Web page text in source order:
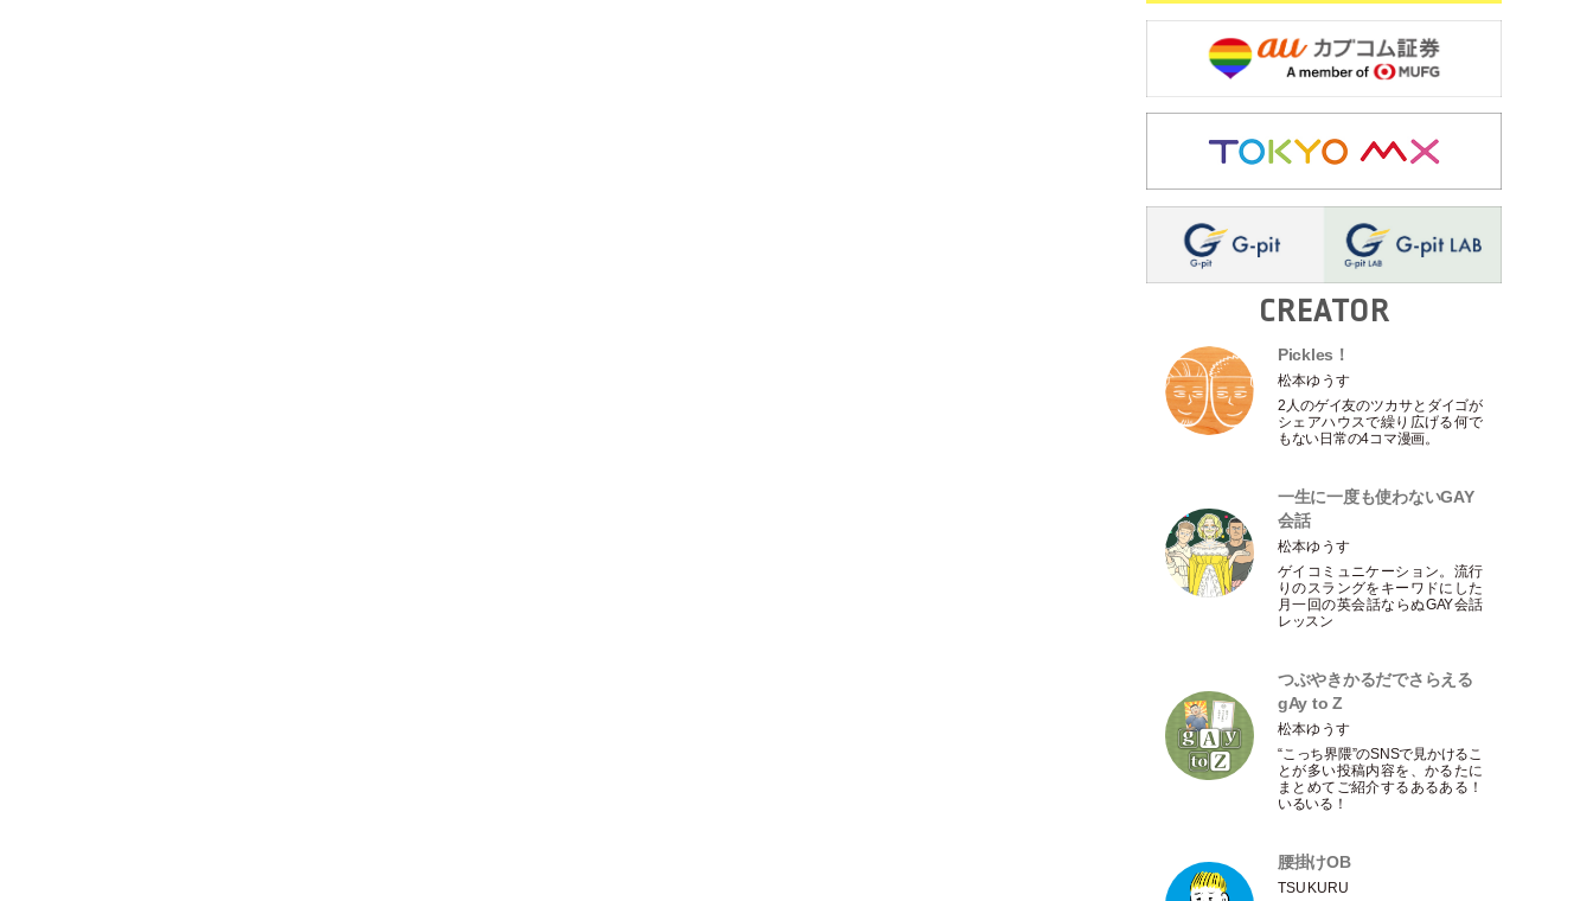
CREATOR
Pickles！
松本ゆうす
2人のゲイ友のツカサとダイゴが
シェアハウスで繰り広げる何で
もない日常の4コマ漫画。
一生に一度も使わないGAY
会話
松本ゆうす
ゲイコミュニケーション。流行
りのスラングをキーワドにした
月一回の英会話ならぬGAY会話
レッスン
つぶやきかるだでさらえる
gAy to Z
松本ゆうす
“こっち界隈”のSNSで見かけるこ
とが多い投稿内容を、かるたに
まとめてご紹介するあるある！
いるいる！
腰掛けOB
TSUKURU